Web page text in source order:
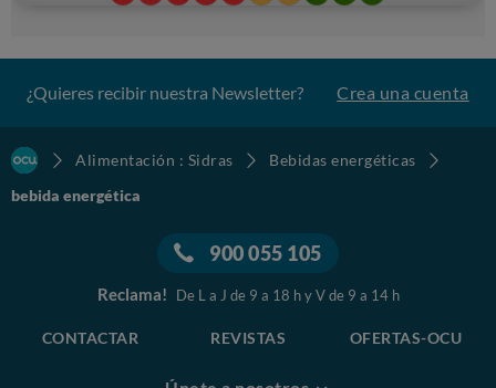
¿Quieres recibir nuestra Newsletter? Crea una cuenta
Alimentación : Sidras
Bebidas energéticas
bebida energética
900 055 105
Reclama! De L a J de 9 a 18 h y V de 9 a 14 h
CONTACTAR REVISTAS OFERTAS-OCU